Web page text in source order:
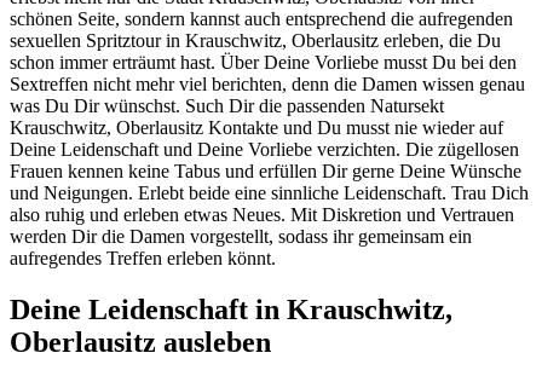
schönen Seite, sondern kannst auch entsprechend die aufregenden
sexuellen Spritztour in Krauschwitz, Oberlausitz erleben, die Du
schon immer erträumt hast. Über Deine Vorliebe musst Du bei den
Sextreffen nicht mehr viel berichten, denn die Damen wissen genau
was Du Dir wünschst. Such Dir die passenden Natursekt
Krauschwitz, Oberlausitz Kontakte und Du musst nie wieder auf
Deine Leidenschaft und Deine Vorliebe verzichten. Die zügellosen
Frauen kennen keine Tabus und erfüllen Dir gerne Deine Wünsche
und Neigungen. Erlebt beide eine sinnliche Leidenschaft. Trau Dich
also ruhig und erleben etwas Neues. Mit Diskretion und Vertrauen
werden Dir die Damen vorgestellt, sodass ihr gemeinsam ein
aufregendes Treffen erleben könnt.
Deine Leidenschaft in Krauschwitz,
Oberlausitz ausleben